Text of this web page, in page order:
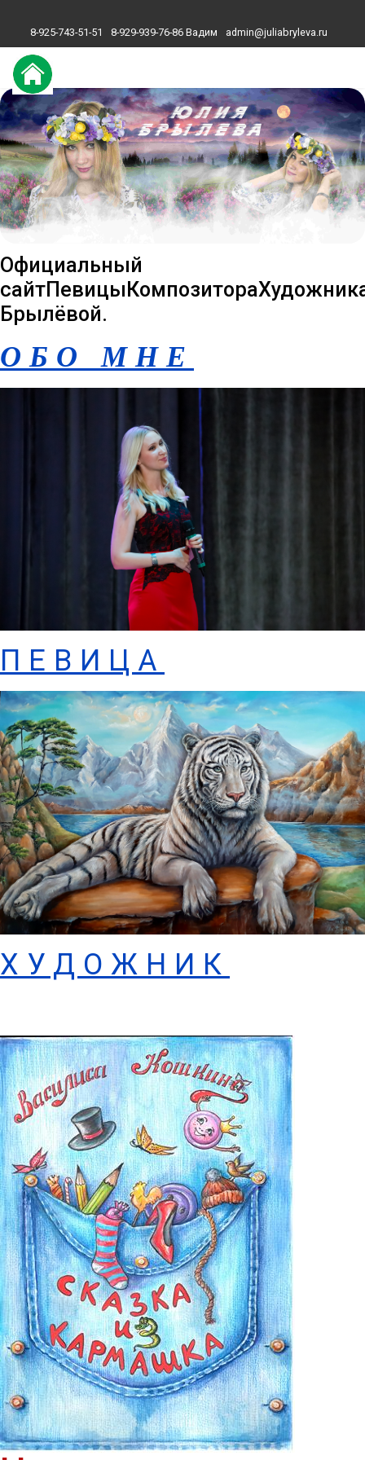
8-925-743-51-51 8-929-939-76-86 Вадим admin@juliabryleva.ru
Официальный
сайтПевицы Композитора
Брылёвой.
ОБО МНЕ
ПЕВИЦА
ХУДОЖНИК